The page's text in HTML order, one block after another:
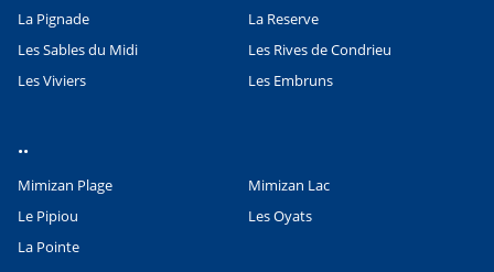
La Pignade
La Reserve
Les Sables du Midi
Les Rives de Condrieu
Les Viviers
Les Embruns
..
Mimizan Plage
Mimizan Lac
Le Pipiou
Les Oyats
La Pointe